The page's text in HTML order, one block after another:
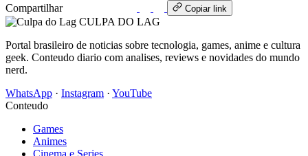
Compartilhar
Copiar link
CULPA DO LAG
Portal brasileiro de noticias sobre tecnologia, games, anime e cultura
geek. Conteudo diario com analises, reviews e novidades do mundo
nerd.
WhatsApp · Instagram · YouTube
Conteudo
Games
Animes
Cinema e Series